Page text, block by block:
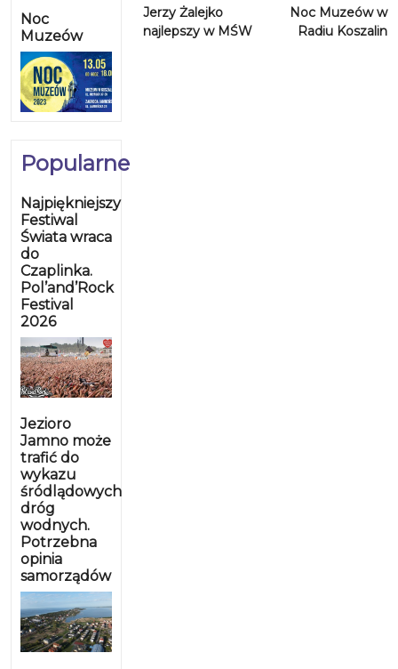
Noc
Muzeów
Popularne
Najpiękniejszy
Festiwal
Świata wraca
do
Czaplinka.
Pol’and’Rock
Festival
2026
Jezioro
Jamno może
trafić do
wykazu
śródlądowych
dróg
wodnych.
Potrzebna
opinia
samorządów
Jerzy Żalejko
najlepszy w MŚW
Noc Muzeów w
Radiu Koszalin